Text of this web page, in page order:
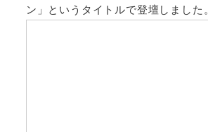
ン」というタイトルで登壇しました。